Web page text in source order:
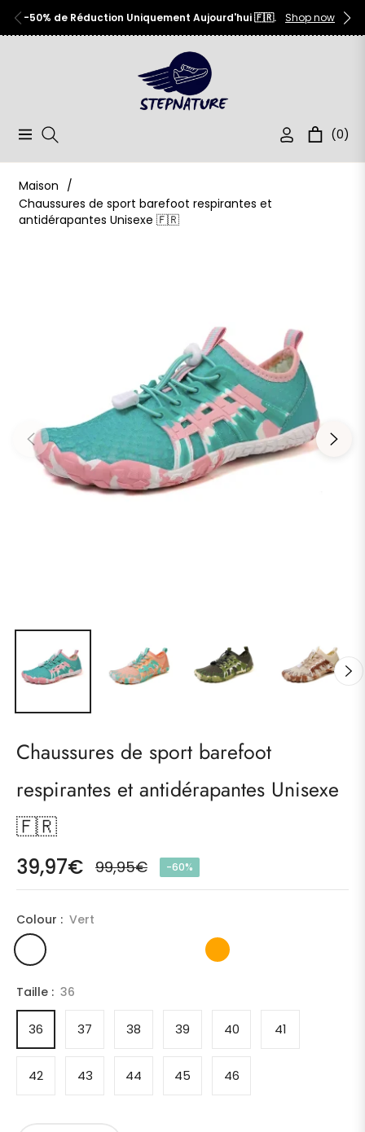
-50% de Réduction Uniquement Aujourd'hui 🇫🇷. Shop now
Navigation Chariot
(0)
Maison /
Chaussures de sport barefoot respirantes et
antidérapantes Unisexe 🇫🇷
Chaussures de sport barefoot
respirantes et antidérapantes Unisexe
🇫🇷
39,97€
Prix
99,95€ -60%
Colour : Vert
Taille : 36
36 37 38 39 40 41
42 43 44 45 46